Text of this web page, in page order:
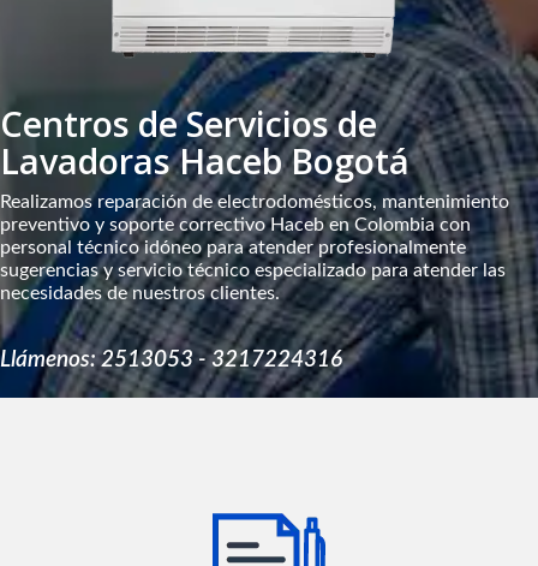
Centros de Servicios de
Lavadoras Haceb Bogotá
Realizamos reparación de electrodomésticos, mantenimiento
preventivo y soporte correctivo Haceb en Colombia con
personal técnico idóneo para atender profesionalmente
sugerencias y servicio técnico especializado para atender las
necesidades de nuestros clientes.
Llámenos: 2513053 - 3217224316